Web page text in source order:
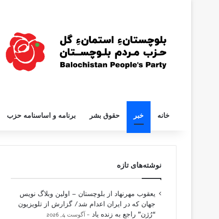
خانه خبر حقوق بشر برنامه و اساسنامه حزب
نوشته‌های تازه
یعقوب مهرنهاد از بلوچستان – اولین وبلاگ نویس
جهان که در ایران اعدام شد/ گزارش از تلویزیون
“رُژن” راجع به زنده یاد
آگوست 4, 2026